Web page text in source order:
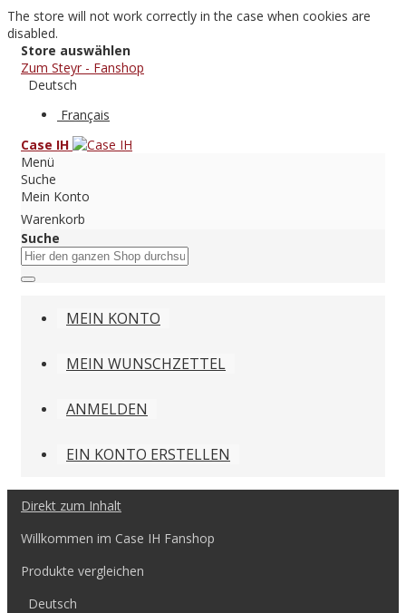
The store will not work correctly in the case when cookies are
disabled.
Store auswählen
Zum Steyr - Fanshop
Deutsch
Français
Case IH
Menü
Suche
Mein Konto
Warenkorb
Suche
MEIN KONTO
MEIN WUNSCHZETTEL
ANMELDEN
EIN KONTO ERSTELLEN
Direkt zum Inhalt
Willkommen im Case IH Fanshop
Produkte vergleichen
Deutsch